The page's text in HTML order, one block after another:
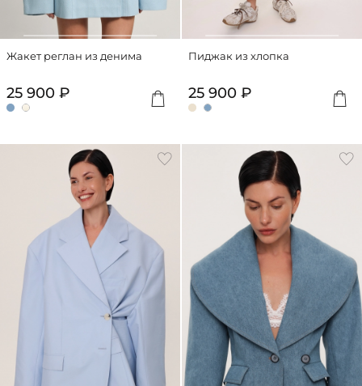
Жакет реглан из денима
25 900 ₽
Пиджак из хлопка
25 900 ₽